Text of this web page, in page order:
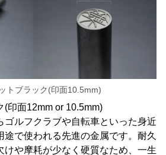
トブラック(印面10.5mm)
(印面12mm or 10.5mm)
ゴルフクラブや自転車といった身近
途で使われる先進の金属です。耐久
けや摩耗が少なく硬質なため、一生